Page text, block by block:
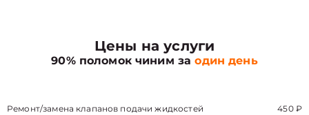
Цены на услуги
90% поломок чиним заодин день
Ремонт/замена клапанов подачи жидкостей 450 ₽